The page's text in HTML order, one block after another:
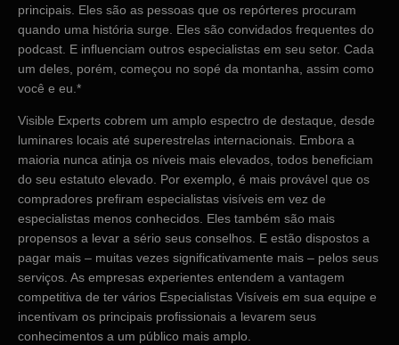
principais. Eles são as pessoas que os repórteres procuram
quando uma história surge. Eles são convidados frequentes do
podcast. E influenciam outros especialistas em seu setor. Cada
um deles, porém, começou no sopé da montanha, assim como
você e eu.*
Visible Experts cobrem um amplo espectro de destaque, desde
luminares locais até superestrelas internacionais. Embora a
maioria nunca atinja os níveis mais elevados, todos beneficiam
do seu estatuto elevado. Por exemplo, é mais provável que os
compradores prefiram especialistas visíveis em vez de
especialistas menos conhecidos. Eles também são mais
propensos a levar a sério seus conselhos. E estão dispostos a
pagar mais – muitas vezes significativamente mais – pelos seus
serviços. As empresas experientes entendem a vantagem
competitiva de ter vários Especialistas Visíveis em sua equipe e
incentivam os principais profissionais a levarem seus
conhecimentos a um público mais amplo.